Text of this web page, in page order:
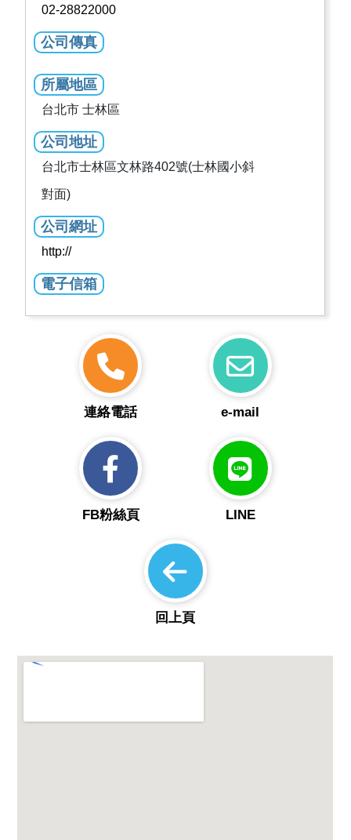
02-28822000
公司傳真
所屬地區
台北市 士林區
公司地址
台北市士林區文林路402號(士林國小斜
對面)
公司網址
http://
電子信箱
連絡電話 e-mail
FB粉絲頁 LINE
回上頁